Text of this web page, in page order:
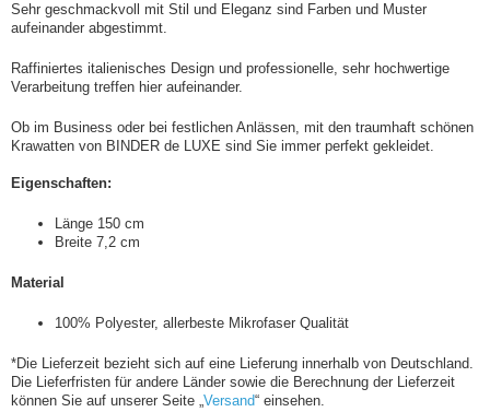
Sehr geschmackvoll mit Stil und Eleganz sind Farben und Muster
aufeinander abgestimmt.
Raffiniertes italienisches Design und professionelle, sehr hochwertige
Verarbeitung treffen hier aufeinander.
Ob im Business oder bei festlichen Anlässen, mit den traumhaft schönen
Krawatten von BINDER de LUXE sind Sie immer perfekt gekleidet.
Eigenschaften:
Länge 150 cm
Breite 7,2 cm
Material
100% Polyester, allerbeste Mikrofaser Qualität
*Die Lieferzeit bezieht sich auf eine Lieferung innerhalb von Deutschland.
Die Lieferfristen für andere Länder sowie die Berechnung der Lieferzeit
können Sie auf unserer Seite „Versand“ einsehen.